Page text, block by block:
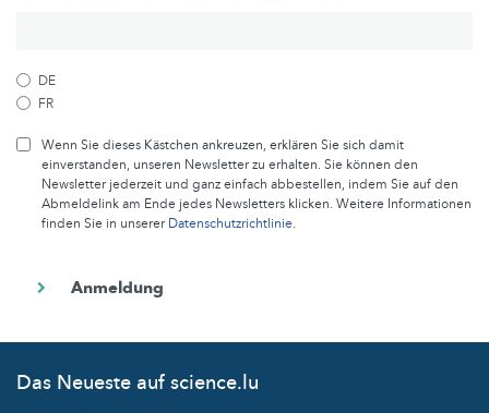
DE
FR
Wenn Sie dieses Kästchen ankreuzen, erklären Sie sich damit
einverstanden, unseren Newsletter zu erhalten. Sie können den
Newsletter jederzeit und ganz einfach abbestellen, indem Sie auf den
Abmeldelink am Ende jedes Newsletters klicken. Weitere Informationen
finden Sie in unsererDatenschutzrichtlinie.
Das Neueste auf science.lu